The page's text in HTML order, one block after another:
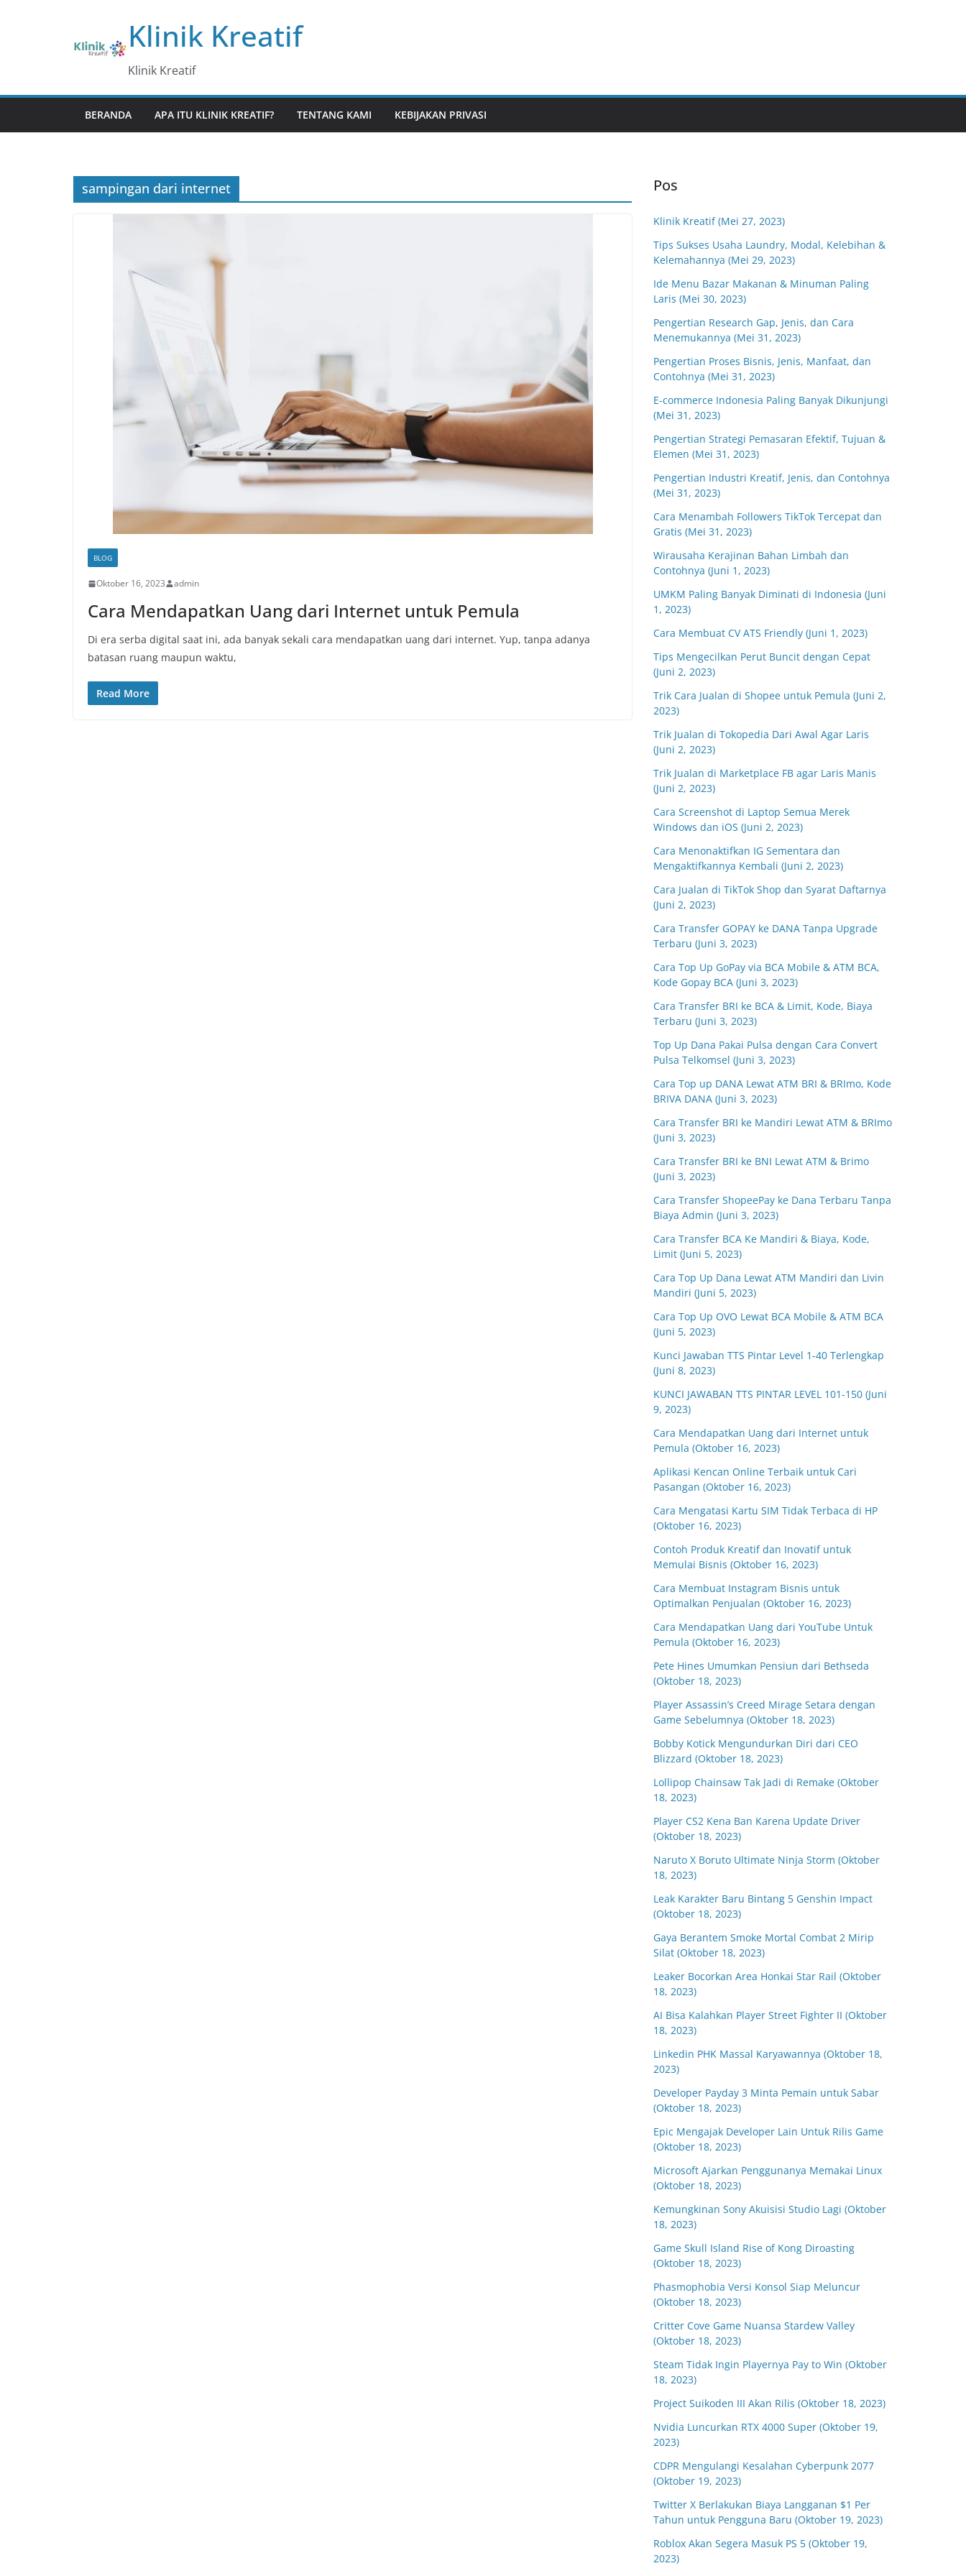
Klinik Kreatif
Klinik Kreatif
BERANDA APA ITU KLINIK KREATIF? TENTANG KAMI KEBIJAKAN PRIVASI
sampingan dari internet
BLOG
Oktober 16, 2023 admin
Cara Mendapatkan Uang dari Internet untuk Pemula
Di era serba digital saat ini, ada banyak sekali cara mendapatkan uang dari internet. Yup, tanpa adanya
batasan ruang maupun waktu,
Read More
Pos
Klinik Kreatif (Mei 27, 2023)
Tips Sukses Usaha Laundry, Modal, Kelebihan &
Kelemahannya (Mei 29, 2023)
Ide Menu Bazar Makanan & Minuman Paling
Laris (Mei 30, 2023)
Pengertian Research Gap, Jenis, dan Cara
Menemukannya (Mei 31, 2023)
Pengertian Proses Bisnis, Jenis, Manfaat, dan
Contohnya (Mei 31, 2023)
E-commerce Indonesia Paling Banyak Dikunjungi
(Mei 31, 2023)
Pengertian Strategi Pemasaran Efektif, Tujuan &
Elemen (Mei 31, 2023)
Pengertian Industri Kreatif, Jenis, dan Contohnya
(Mei 31, 2023)
Cara Menambah Followers TikTok Tercepat dan
Gratis (Mei 31, 2023)
Wirausaha Kerajinan Bahan Limbah dan
Contohnya (Juni 1, 2023)
UMKM Paling Banyak Diminati di Indonesia (Juni
1, 2023)
Cara Membuat CV ATS Friendly (Juni 1, 2023)
Tips Mengecilkan Perut Buncit dengan Cepat
(Juni 2, 2023)
Trik Cara Jualan di Shopee untuk Pemula (Juni 2,
2023)
Trik Jualan di Tokopedia Dari Awal Agar Laris
(Juni 2, 2023)
Trik Jualan di Marketplace FB agar Laris Manis
(Juni 2, 2023)
Cara Screenshot di Laptop Semua Merek
Windows dan iOS (Juni 2, 2023)
Cara Menonaktifkan IG Sementara dan
Mengaktifkannya Kembali (Juni 2, 2023)
Cara Jualan di TikTok Shop dan Syarat Daftarnya
(Juni 2, 2023)
Cara Transfer GOPAY ke DANA Tanpa Upgrade
Terbaru (Juni 3, 2023)
Cara Top Up GoPay via BCA Mobile & ATM BCA,
Kode Gopay BCA (Juni 3, 2023)
Cara Transfer BRI ke BCA & Limit, Kode, Biaya
Terbaru (Juni 3, 2023)
Top Up Dana Pakai Pulsa dengan Cara Convert
Pulsa Telkomsel (Juni 3, 2023)
Cara Top up DANA Lewat ATM BRI & BRImo, Kode
BRIVA DANA (Juni 3, 2023)
Cara Transfer BRI ke Mandiri Lewat ATM & BRImo
(Juni 3, 2023)
Cara Transfer BRI ke BNI Lewat ATM & Brimo
(Juni 3, 2023)
Cara Transfer ShopeePay ke Dana Terbaru Tanpa
Biaya Admin (Juni 3, 2023)
Cara Transfer BCA Ke Mandiri & Biaya, Kode,
Limit (Juni 5, 2023)
Cara Top Up Dana Lewat ATM Mandiri dan Livin
Mandiri (Juni 5, 2023)
Cara Top Up OVO Lewat BCA Mobile & ATM BCA
(Juni 5, 2023)
Kunci Jawaban TTS Pintar Level 1-40 Terlengkap
(Juni 8, 2023)
KUNCI JAWABAN TTS PINTAR LEVEL 101-150 (Juni
9, 2023)
Cara Mendapatkan Uang dari Internet untuk
Pemula (Oktober 16, 2023)
Aplikasi Kencan Online Terbaik untuk Cari
Pasangan (Oktober 16, 2023)
Cara Mengatasi Kartu SIM Tidak Terbaca di HP
(Oktober 16, 2023)
Contoh Produk Kreatif dan Inovatif untuk
Memulai Bisnis (Oktober 16, 2023)
Cara Membuat Instagram Bisnis untuk
Optimalkan Penjualan (Oktober 16, 2023)
Cara Mendapatkan Uang dari YouTube Untuk
Pemula (Oktober 16, 2023)
Pete Hines Umumkan Pensiun dari Bethseda
(Oktober 18, 2023)
Player Assassin’s Creed Mirage Setara dengan
Game Sebelumnya (Oktober 18, 2023)
Bobby Kotick Mengundurkan Diri dari CEO
Blizzard (Oktober 18, 2023)
Lollipop Chainsaw Tak Jadi di Remake (Oktober
18, 2023)
Player CS2 Kena Ban Karena Update Driver
(Oktober 18, 2023)
Naruto X Boruto Ultimate Ninja Storm (Oktober
18, 2023)
Leak Karakter Baru Bintang 5 Genshin Impact
(Oktober 18, 2023)
Gaya Berantem Smoke Mortal Combat 2 Mirip
Silat (Oktober 18, 2023)
Leaker Bocorkan Area Honkai Star Rail (Oktober
18, 2023)
AI Bisa Kalahkan Player Street Fighter II (Oktober
18, 2023)
Linkedin PHK Massal Karyawannya (Oktober 18,
2023)
Developer Payday 3 Minta Pemain untuk Sabar
(Oktober 18, 2023)
Epic Mengajak Developer Lain Untuk Rilis Game
(Oktober 18, 2023)
Microsoft Ajarkan Penggunanya Memakai Linux
(Oktober 18, 2023)
Kemungkinan Sony Akuisisi Studio Lagi (Oktober
18, 2023)
Game Skull Island Rise of Kong Diroasting
(Oktober 18, 2023)
Phasmophobia Versi Konsol Siap Meluncur
(Oktober 18, 2023)
Critter Cove Game Nuansa Stardew Valley
(Oktober 18, 2023)
Steam Tidak Ingin Playernya Pay to Win (Oktober
18, 2023)
Project Suikoden III Akan Rilis (Oktober 18, 2023)
Nvidia Luncurkan RTX 4000 Super (Oktober 19,
2023)
CDPR Mengulangi Kesalahan Cyberpunk 2077
(Oktober 19, 2023)
Twitter X Berlakukan Biaya Langganan $1 Per
Tahun untuk Pengguna Baru (Oktober 19, 2023)
Roblox Akan Segera Masuk PS 5 (Oktober 19,
2023)